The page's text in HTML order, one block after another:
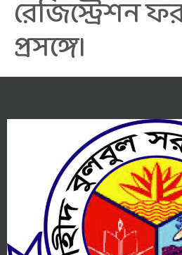
রেজিস্ট্রেশন
প্রসঙ্গে।